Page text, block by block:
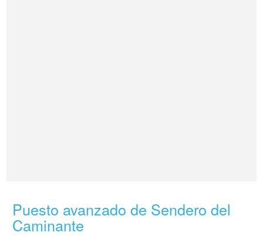
Puesto avanzado de Sendero del
Caminante